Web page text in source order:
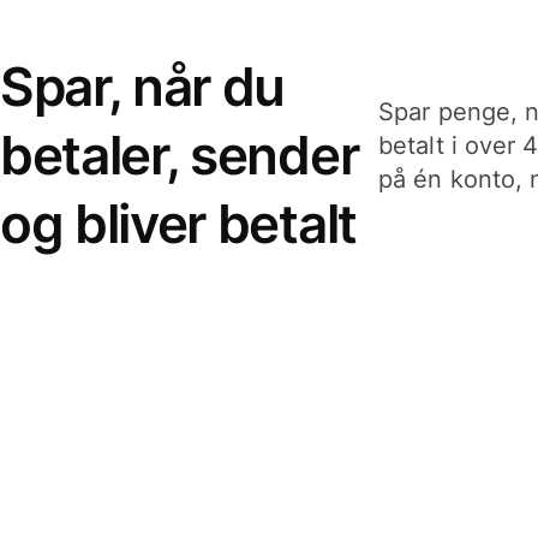
Spar, når du
betaler, sender
og bliver betalt
Spar penge,
betalt i over
på én konto,